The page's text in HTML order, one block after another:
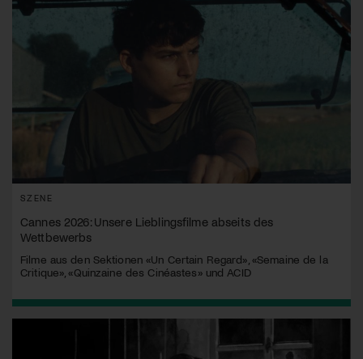
SZENE
Cannes 2026: Unsere Lieblingsfilme abseits des
Wettbewerbs
Filme aus den Sektionen «Un Certain Regard», «Semaine de la
Critique», «Quinzaine des Cinéastes» und ACID